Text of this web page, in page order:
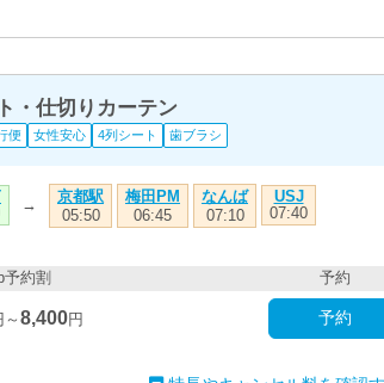
仕切りカーテン
便 女性安心 4列シート 歯ブラシ
→
京都駅
05:50
梅田PM
06:45
なんば
07:10
USJ
07:40
予約割
～ 8,400円
予約
予約